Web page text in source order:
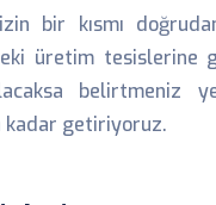
bir kısmı
üretim tesislerine
belirtmeniz
kadar getiriyoruz.